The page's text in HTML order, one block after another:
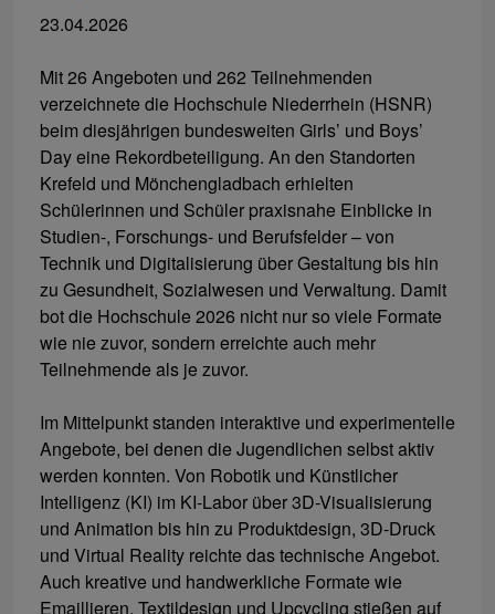
23.04.2026
Mit 26 Angeboten und 262 Teilnehmenden
verzeichnete die Hochschule Niederrhein (HSNR)
beim diesjährigen bundesweiten Girls’ und Boys’
Day eine Rekordbeteiligung. An den Standorten
Krefeld und Mönchengladbach erhielten
Schülerinnen und Schüler praxisnahe Einblicke in
Studien-, Forschungs- und Berufsfelder – von
Technik und Digitalisierung über Gestaltung bis hin
zu Gesundheit, Sozialwesen und Verwaltung. Damit
bot die Hochschule 2026 nicht nur so viele Formate
wie nie zuvor, sondern erreichte auch mehr
Teilnehmende als je zuvor.
Im Mittelpunkt standen interaktive und experimentelle
Angebote, bei denen die Jugendlichen selbst aktiv
werden konnten. Von Robotik und Künstlicher
Intelligenz (KI) im KI-Labor über 3D-Visualisierung
und Animation bis hin zu Produktdesign, 3D-Druck
und Virtual Reality reichte das technische Angebot.
Auch kreative und handwerkliche Formate wie
Emaillieren, Textildesign und Upcycling stießen auf